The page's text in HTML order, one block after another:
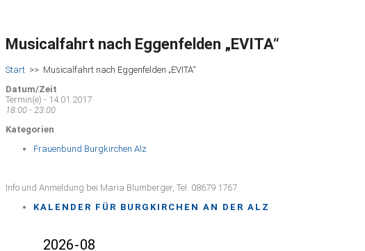
Musicalfahrt nach Eggenfelden „EVITA“
Start >> Musicalfahrt nach Eggenfelden „EVITA“
Datum/Zeit
Termin(e) - 14.01.2017
18:00 - 23:00
Kategorien
Frauenbund Burgkirchen Alz
Info und Anmeldung bei Maria Blumberger, Tel. 08679 1767
KALENDER FÜR BURGKIRCHEN AN DER ALZ